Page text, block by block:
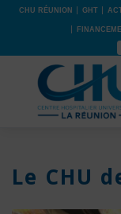
CHU RÉUNION GHT
Le CHU